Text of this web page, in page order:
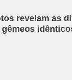
revelam as
gêmeos